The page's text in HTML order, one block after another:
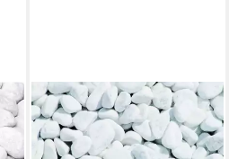
BURI
Zierkies Carrara Marmorkies
25 kg Sack Weiß Zierkies 16-